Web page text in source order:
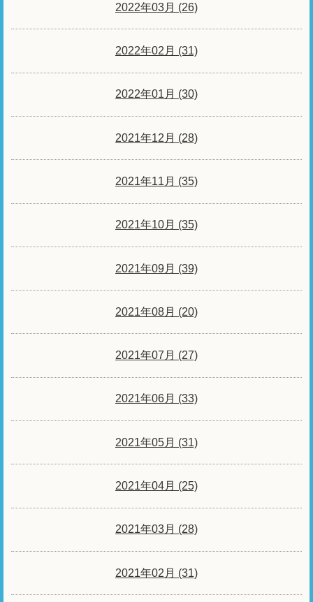
2022年03月 (26)
2022年02月 (31)
2022年01月 (30)
2021年12月 (28)
2021年11月 (35)
2021年10月 (35)
2021年09月 (39)
2021年08月 (20)
2021年07月 (27)
2021年06月 (33)
2021年05月 (31)
2021年04月 (25)
2021年03月 (28)
2021年02月 (31)